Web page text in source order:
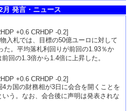
月 発言・ニュース
+0.6 CRHDP -0.2]
入札では、目標の50億ユーロに対して
た。平均落札利回りが前回の1.93％か
回の1.3倍から1.4倍に上昇した。
+0.6 CRHDP -0.2]
4カ国の財務相が3日に会合を開くことを
いう。なお、会合後に声明は発表されな